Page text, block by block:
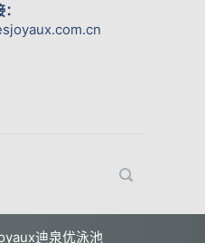
迪泉优泳池